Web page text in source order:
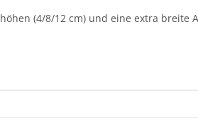
(4/8/12 cm) und eine extra